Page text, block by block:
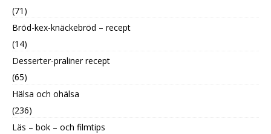
(71)
Bröd-kex-knäckebröd – recept
(14)
Desserter-praliner recept
(65)
Hälsa och ohälsa
(236)
Läs – bok – och filmtips